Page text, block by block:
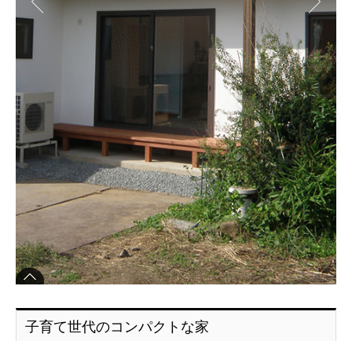
子育て世代のコンパクトな家